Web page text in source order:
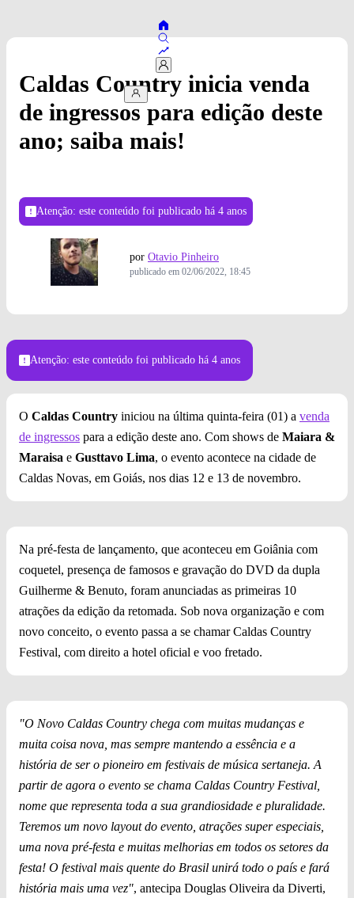
Caldas Country inicia venda
de ingressos para edição deste
ano; saiba mais!
Atenção: este conteúdo foi publicado há 4 anos
por Otavio Pinheiro
publicado em 02/06/2022, 18:45
Atenção: este conteúdo foi publicado há 4 anos
O Caldas Country iniciou na última quinta-feira (01) a venda
de ingressos para a edição deste ano. Com shows de Maiara &
Maraisa e Gusttavo Lima, o evento acontece na cidade de
Caldas Novas, em Goiás, nos dias 12 e 13 de novembro.
Na pré-festa de lançamento, que aconteceu em Goiânia com
coquetel, presença de famosos e gravação do DVD da dupla
Guilherme & Benuto, foram anunciadas as primeiras 10
atrações da edição da retomada. Sob nova organização e com
novo conceito, o evento passa a se chamar Caldas Country
Festival, com direito a hotel oficial e voo fretado.
"O Novo Caldas Country chega com muitas mudanças e
muita coisa nova, mas sempre mantendo a essência e a
história de ser o pioneiro em festivais de música sertaneja. A
partir de agora o evento se chama Caldas Country Festival,
nome que representa toda a sua grandiosidade e pluralidade.
Teremos um novo layout do evento, atrações super especiais,
uma nova pré-festa e muitas melhorias em todos os setores da
festa! O festival mais quente do Brasil unirá todo o país e fará
história mais uma vez", antecipa Douglas Oliveira da Diverti,